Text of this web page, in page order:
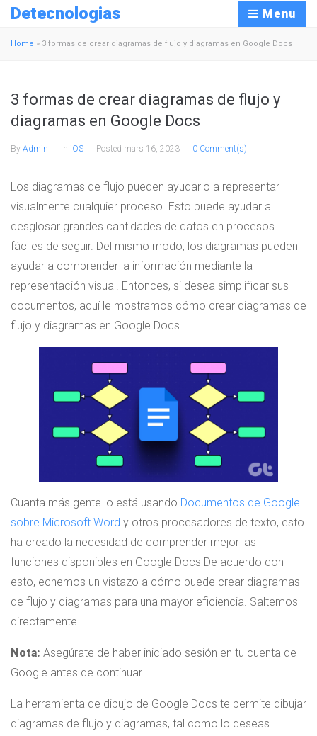
Detecnologias Menu
Home » 3 formas de crear diagramas de flujo y diagramas en Google Docs
3 formas de crear diagramas de flujo y
diagramas en Google Docs
By Admin In iOS Posted mars 16, 2023 0 Comment(s)
Los diagramas de flujo pueden ayudarlo a representar
visualmente cualquier proceso. Esto puede ayudar a
desglosar grandes cantidades de datos en procesos
fáciles de seguir. Del mismo modo, los diagramas pueden
ayudar a comprender la información mediante la
representación visual. Entonces, si desea simplificar sus
documentos, aquí le mostramos cómo crear diagramas de
flujo y diagramas en Google Docs.
Cuanta más gente lo está usando Documentos de Google
sobre Microsoft Word y otros procesadores de texto, esto
ha creado la necesidad de comprender mejor las
funciones disponibles en Google Docs De acuerdo con
esto, echemos un vistazo a cómo puede crear diagramas
de flujo y diagramas para una mayor eficiencia. Saltemos
directamente.
Nota: Asegúrate de haber iniciado sesión en tu cuenta de
Google antes de continuar.
La herramienta de dibujo de Google Docs te permite dibujar
diagramas de flujo y diagramas, tal como lo deseas.